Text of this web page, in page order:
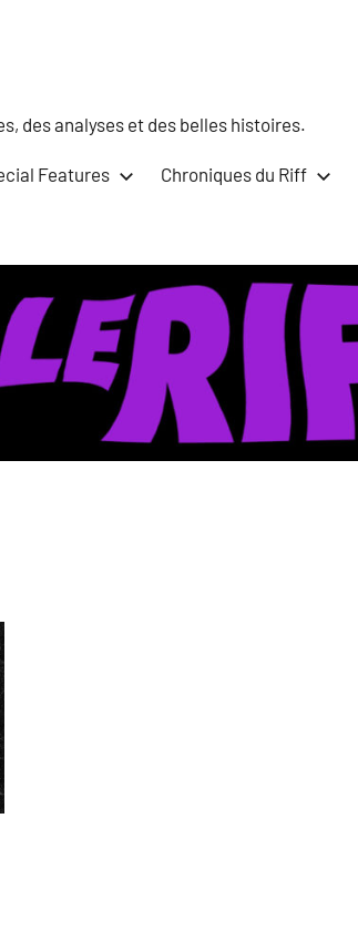
des analyses et des belles histoires.
Features Chroniques du Riff